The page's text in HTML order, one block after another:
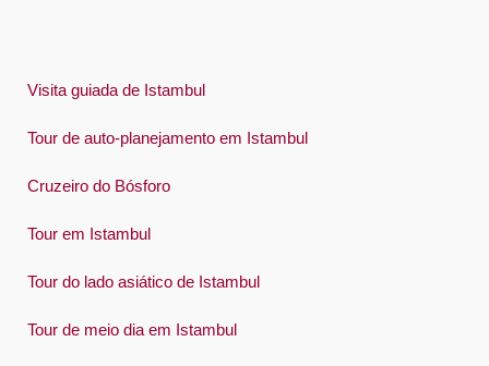
Visita guiada de Istambul
Tour de auto-planejamento em Istambul
Cruzeiro do Bósforo
Tour em Istambul
Tour do lado asiático de Istambul
Tour de meio dia em Istambul